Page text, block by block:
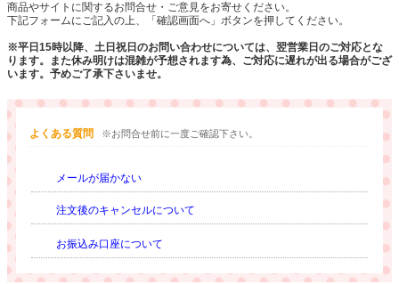
商品やサイトに関するお問合せ・ご意見をお寄せください。
下記フォームにご記入の上、「確認画面へ」ボタンを押してください。
※平日15時以降、土日祝日のお問い合わせについては、翌営業日のご対応とな
ります。また休み明けは混雑が予想されます為、ご対応に遅れが出る場合がござ
います。予めご了承下さいませ。
よくある質問 ※お問合せ前に一度ご確認下さい。
メールが届かない
注文後のキャンセルについて
お振込み口座について